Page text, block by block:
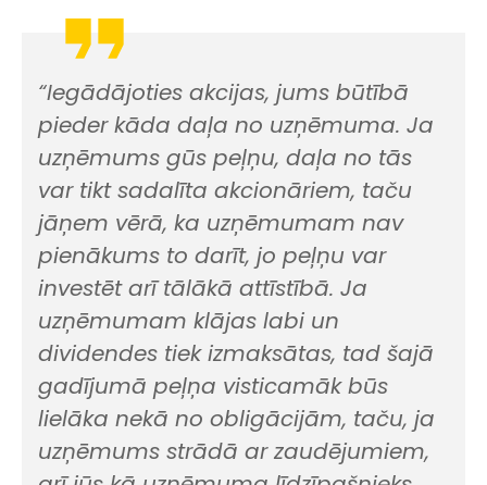
“Iegādājoties akcijas, jums būtībā
pieder kāda daļa no uzņēmuma. Ja
uzņēmums gūs peļņu, daļa no tās
var tikt sadalīta akcionāriem, taču
jāņem vērā, ka uzņēmumam nav
pienākums to darīt, jo peļņu var
investēt arī tālākā attīstībā. Ja
uzņēmumam klājas labi un
dividendes tiek izmaksātas, tad šajā
gadījumā peļņa visticamāk būs
lielāka nekā no obligācijām, taču, ja
uzņēmums strādā ar zaudējumiem,